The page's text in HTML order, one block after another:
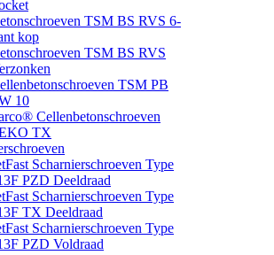
TSM BS RVS 6-
kop
TSM BS RVS
TSM PB
10
Cellenbetonschroeven
TX
Scharnierschroeven Type
PZD Deeldraad
Scharnierschroeven Type
TX Deeldraad
Scharnierschroeven Type
PZD Voldraad